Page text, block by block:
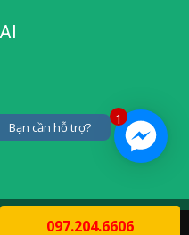
điện tại nhà Hà Nội
097.204.6606
1
Bạn cần hỗ trợ?